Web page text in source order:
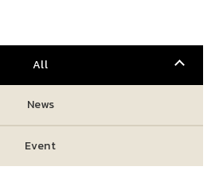
All
News
Event